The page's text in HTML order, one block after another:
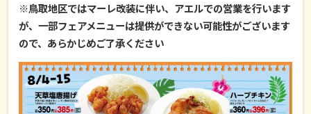
※鳥取地区ではマーレ改装に伴い、アエルでの営業を行います
が、一部フェアメニューは提供ができない可能性がございます
ので、あらかじめご了承ください